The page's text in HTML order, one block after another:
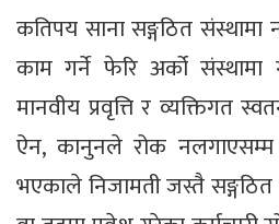
कतिपय साना सङ्गठित
काम गर्ने फेरि अर्को संस्थामा
मानवीय प्रवृत्ति र व्यक्तिगत
ऐन, कानुनले रोक
भएकाले निजामती जस्तै सङ्गठित